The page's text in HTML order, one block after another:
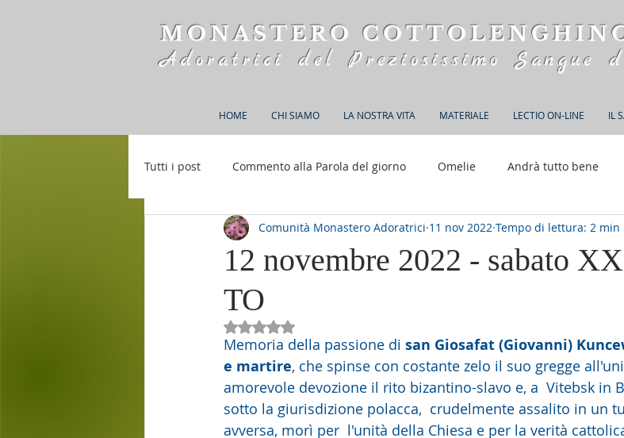
MONASTERO
Adoratrici del Preziosissimo Sangue
HOME CHI SIAMO LA NOSTRA VITA MATERIALE LECTIO ON-LINE IL
Tutti i post Commento alla Parola del giorno Omelie Andrà tutto bene
Rifugio S. M. della Bellezza 150 anni di Adorazione
12 novembre 2022 - sabato
TO
Comunità Monastero Adoratrici 11 nov 2022 Tempo di lettura: 2 min
Valutazione NaN stelle su 5.
Memoria della passione di san Giosafat (Giovanni)
e martire, che spinse con costante zelo il suo gregge
amorevole devozione il rito bizantino-slavo e, a  Vitebsk in
sotto la giurisdizione polacca,  crudelmente assalito in un
avversa, morì per  l'unità della Chiesa e per la verità